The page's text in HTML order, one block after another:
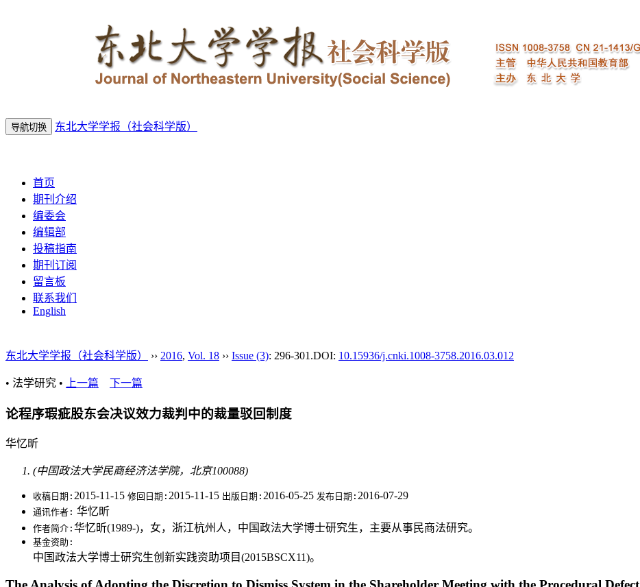
导航切换 东北大学学报（社会科学版）
首页
期刊介绍
编委会
编辑部
投稿指南
期刊订阅
留言板
联系我们
English
东北大学学报（社会科学版） ›› 2016, Vol. 18 ›› Issue (3): 296-301.DOI: 10.15936/j.cnki.1008-3758.2016.03.012
• 法学研究 • 上一篇 下一篇
论程序瑕疵股东会决议效力裁判中的裁量驳回制度
华忆昕
(中国政法大学民商经济法学院，北京100088)
收稿日期: 2015-11-15 修回日期: 2015-11-15 出版日期: 2016-05-25 发布日期: 2016-07-29
通讯作者: 华忆昕
作者简介: 华忆昕(1989-)，女，浙江杭州人，中国政法大学博士研究生，主要从事民商法研究。
基金资助:
中国政法大学博士研究生创新实践资助项目(2015BSCX11)。